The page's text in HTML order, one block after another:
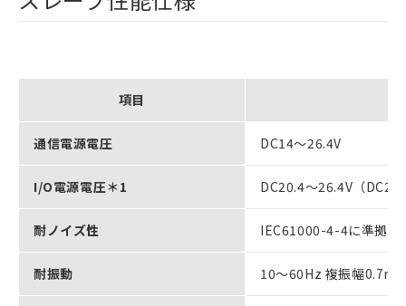
項目
通信電源電圧 DC14～26.4V
I/O電源電圧＊1 DC20.4～26.4V（
耐ノイズ性 IEC61000-4-4に準拠
耐振動 10～60Hz 複振幅